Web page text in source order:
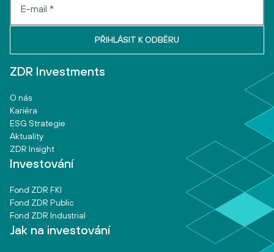
ZDR Investments
O nás
Kariéra
ESG Strategie
Aktuality
ZDR Insight
Investování
Fond ZDR FKI
Fond ZDR Public
Fond ZDR Industrial
Jak na investování